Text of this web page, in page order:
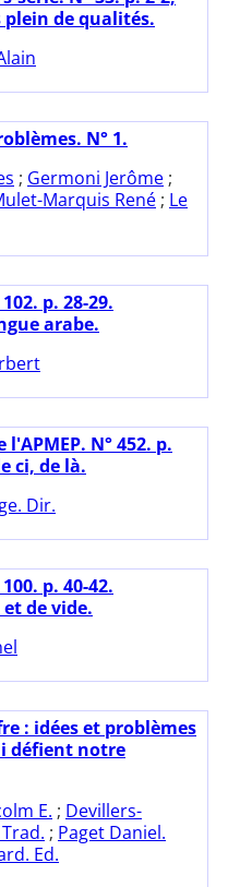
plein de qualités.
N° 1.
; Germoni Jerôme ;
Marquis René ; Le
p. 28-29.
arabe.
N° 452. p.
ci, de là.
Dir.
p. 40-42.
de vide.
: idées et problèmes
défient notre
E. ; Devillers-
; Paget Daniel.
Ed.